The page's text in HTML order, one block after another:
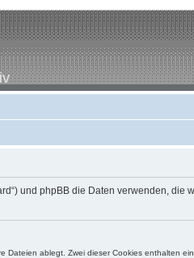
und phpBB die Daten verwenden, die
ablegt. Zwei dieser Cookies enthalten